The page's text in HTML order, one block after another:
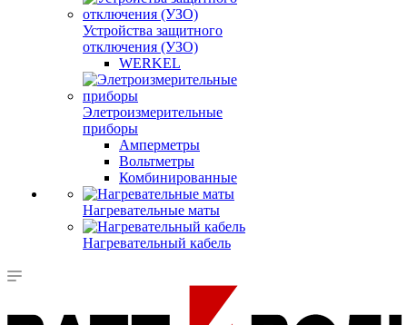
Устройства защитного
отключения (УЗО)
WERKEL
Элетроизмерительные
приборы
Амперметры
Вольтметры
Комбинированные
Нагревательные маты
Нагревательный кабель